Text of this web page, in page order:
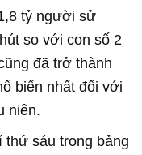
tỷ người sử
so với con số 2
đã trở thành
biến nhất đối với
niên.
thứ sáu trong bảng